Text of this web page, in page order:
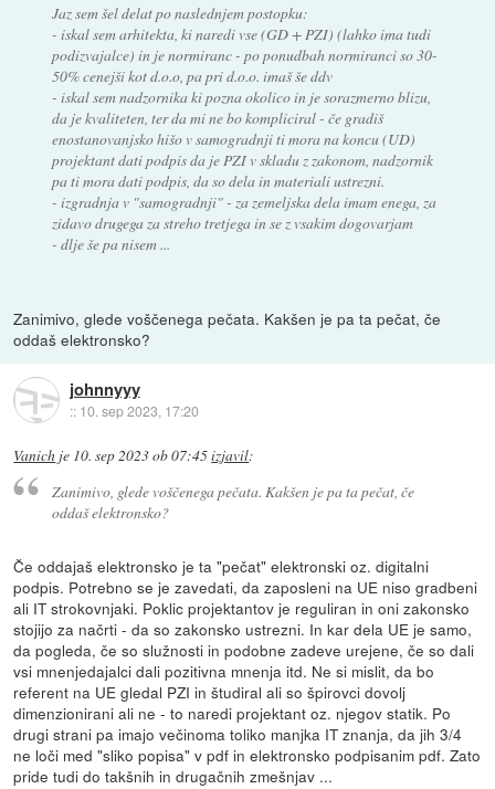
Jaz sem šel delat po naslednjem postopku:
- iskal sem arhitekta, ki naredi vse (GD + PZI) (lahko ima tudi
podizvajalce) in je normiranc - po ponudbah normiranci so 30-
50% cenejši kot d.o.o, pa pri d.o.o. imaš še ddv
- iskal sem nadzornika ki pozna okolico in je sorazmerno blizu,
da je kvaliteten, ter da mi ne bo kompliciral - če gradiš
enostanovanjsko hišo v samogradnji ti mora na koncu (UD)
projektant dati podpis da je PZI v skladu z zakonom, nadzornik
pa ti mora dati podpis, da so dela in materiali ustrezni.
- izgradnja v "samogradnji" - za zemeljska dela imam enega, za
zidavo drugega za streho tretjega in se z vsakim dogovarjam
- dlje še pa nisem ...
Zanimivo, glede voščenega pečata. Kakšen je pa ta pečat, če
oddaš elektronsko?
johnnyyy
:: 10. sep 2023, 17:20
Vanich je 10. sep 2023 ob 07:45izjavil:
Zanimivo, glede voščenega pečata. Kakšen je pa ta pečat, če
oddaš elektronsko?
Če oddajaš elektronsko je ta "pečat" elektronski oz. digitalni
podpis. Potrebno se je zavedati, da zaposleni na UE niso gradbeni
ali IT strokovnjaki. Poklic projektantov je reguliran in oni zakonsko
stojijo za načrti - da so zakonsko ustrezni. In kar dela UE je samo,
da pogleda, če so služnosti in podobne zadeve urejene, če so dali
vsi mnenjedajalci dali pozitivna mnenja itd. Ne si mislit, da bo
referent na UE gledal PZI in študiral ali so špirovci dovolj
dimenzionirani ali ne - to naredi projektant oz. njegov statik. Po
drugi strani pa imajo večinoma toliko manjka IT znanja, da jih 3/4
ne loči med "sliko popisa" v pdf in elektronsko podpisanim pdf. Zato
pride tudi do takšnih in drugačnih zmešnjav ...